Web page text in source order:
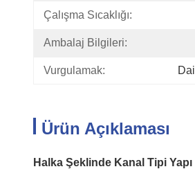
Çalışma Sıcaklığı:
Ambalaj Bilgileri:
Vurgulamak:
Ürün Açıklaması
Halka Şeklinde Kanal Tipi